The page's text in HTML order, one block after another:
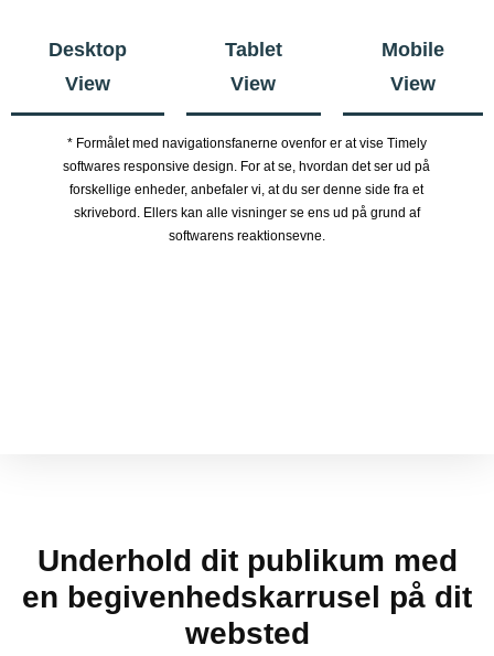
Desktop
View
Tablet
View
Mobile
View
* Formålet med navigationsfanerne ovenfor er at vise Timely
softwares responsive design. For at se, hvordan det ser ud på
forskellige enheder, anbefaler vi, at du ser denne side fra et
skrivebord. Ellers kan alle visninger se ens ud på grund af
softwarens reaktionsevne.
Underhold dit publikum med
en begivenhedskarrusel på dit
websted